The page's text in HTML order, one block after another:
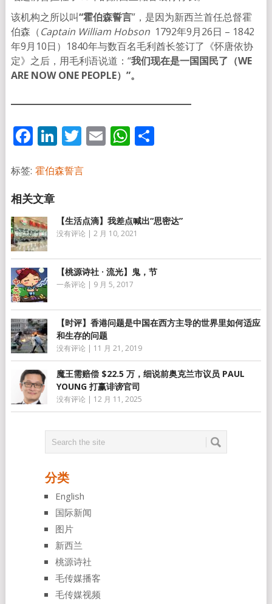
该机构之所以叫“霍伯森誓言”，是因为新西兰首任总督霍
伯森（Captain William Hobson1792年9月26日 – 1842
年9月10日）1840年与数百名毛利酋长签订了《怀唐依协
定》之后，用毛利语说道：“我们现在是一国国民了（WE
ARE NOW ONE PEOPLE）”。
Facebook
LinkedIn
Twitter
EmailWhatsApp
分
标签: 霍伯森誓言
【生活点滴】我差点喊出“思密达”
没有评论 | 2 月 10, 2021
【桃源诗社 · 流光】鬼，节
一条评论 | 9 月 5, 2017
【时评】香港问题是中国在西方主导的世界里如何适应
和生存的问题
没有评论 | 11 月 21, 2019
魔王需赔偿 $22.5 万，细说前奥克兰市议员 PAUL
YOUNG 打赢诽谤官司
没有评论 | 12 月 11, 2025
分类
English
国际新闻
图片
新西兰
桃源诗社
毛传媒播客
毛传媒视频